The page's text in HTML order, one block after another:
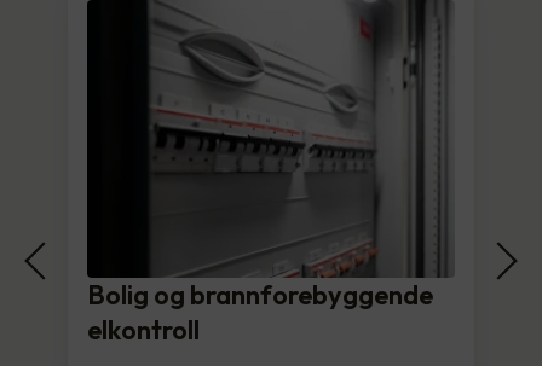
Bolig og brannforebyggende
elkontroll